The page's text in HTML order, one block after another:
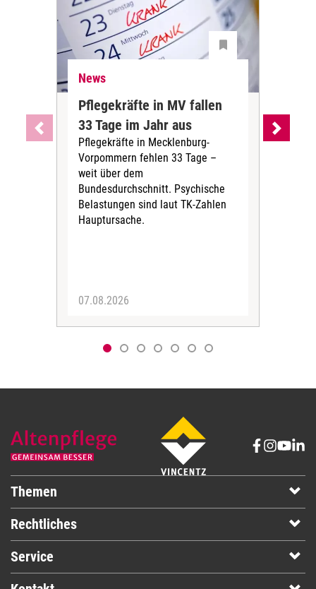
News
Pflegekräfte in MV fallen
33 Tage im Jahr aus
Pflegekräfte in Mecklenburg-
Vorpommern fehlen 33 Tage –
weit über dem
Bundesdurchschnitt. Psychische
Belastungen sind laut TK-Zahlen
Hauptursache.
07.08.2026
Themen
Rechtliches
Service